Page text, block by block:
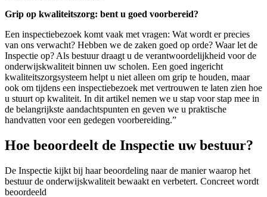
Grip op kwaliteitszorg: bent u goed voorbereid?
Een inspectiebezoek komt vaak met vragen: Wat wordt er precies
van ons verwacht? Hebben we de zaken goed op orde? Waar let de
Inspectie op? Als bestuur draagt u de verantwoordelijkheid voor de
onderwijskwaliteit binnen uw scholen. Een goed ingericht
kwaliteitszorgsysteem helpt u niet alleen om grip te houden, maar
ook om tijdens een inspectiebezoek met vertrouwen te laten zien hoe
u stuurt op kwaliteit. In dit artikel nemen we u stap voor stap mee in
de belangrijkste aandachtspunten en geven we u praktische
handvatten voor een gedegen voorbereiding.”
Hoe beoordeelt de Inspectie uw bestuur?
De Inspectie kijkt bij haar beoordeling naar de manier waarop het
bestuur de onderwijskwaliteit bewaakt en verbetert. Concreet wordt
beoordeeld